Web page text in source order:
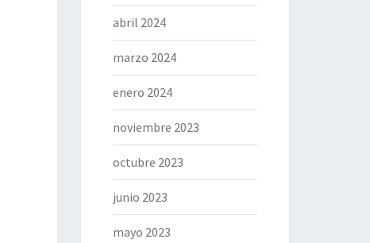
abril 2024
marzo 2024
enero 2024
noviembre 2023
octubre 2023
junio 2023
mayo 2023